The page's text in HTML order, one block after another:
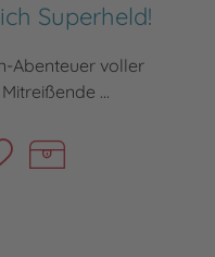
Superheld!
Abenteuer voller
...